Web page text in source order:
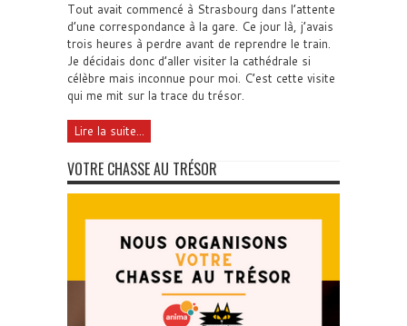
Tout avait commencé à Strasbourg dans l’attente
d’une correspondance à la gare. Ce jour là, j’avais
trois heures à perdre avant de reprendre le train.
Je décidais donc d’aller visiter la cathédrale si
célèbre mais inconnue pour moi. C’est cette visite
qui me mit sur la trace du trésor.
Lire la suite...
VOTRE CHASSE AU TRÉSOR